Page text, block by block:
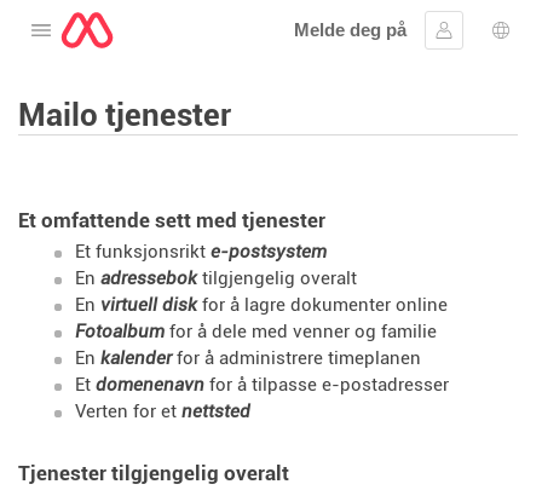
Åpne menyen
Melde deg på
Logg inn
Mailo tjenester
Et omfattende sett med tjenester
Et funksjonsrikt e-postsystem
En adresseboktilgjengelig overalt
En virtuell diskfor å lagre dokumenter online
Fotoalbum for å dele med venner og familie
En kalenderfor å administrere timeplanen
Et domenenavn for å tilpasse e-postadresser
Verten for et nettsted
Tjenester tilgjengelig overalt